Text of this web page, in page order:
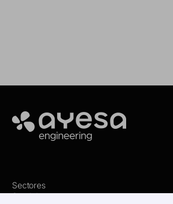
Ayesa
Sectores
Servicios